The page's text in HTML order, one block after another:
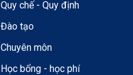
Quy chế - Quy định
Đào tạo
Chuyên môn
Học bổng - học phí